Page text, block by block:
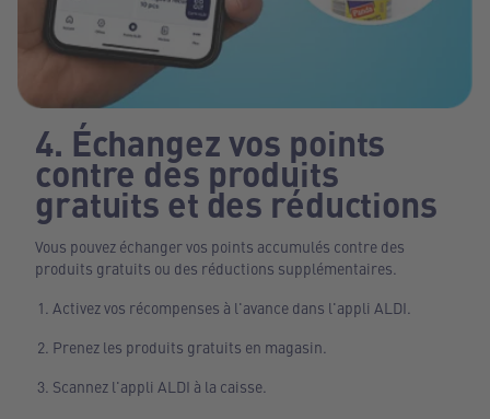
4. Échangez vos points
contre des produits
gratuits et des réductions
Vous pouvez échanger vos points accumulés contre des
produits gratuits ou des réductions supplémentaires.
Activez vos récompenses à l'avance dans l'appli ALDI.
Prenez les produits gratuits en magasin.
Scannez l'appli ALDI à la caisse.